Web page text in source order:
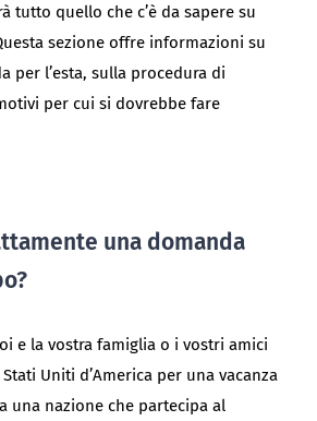
tutto quello che c’è da sapere su
sezione offre informazioni su
per l’esta, sulla procedura di
per cui si dovrebbe fare
una domanda
e la vostra famiglia o i vostri amici
Uniti d’America per una vacanza
una nazione che partecipa al